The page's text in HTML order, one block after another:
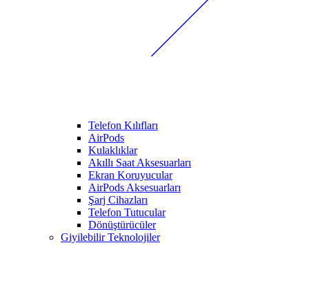
Telefon Kılıfları
AirPods
Kulaklıklar
Akıllı Saat Aksesuarları
Ekran Koruyucular
AirPods Aksesuarları
Şarj Cihazları
Telefon Tutucular
Dönüştürücüler
Giyilebilir Teknolojiler